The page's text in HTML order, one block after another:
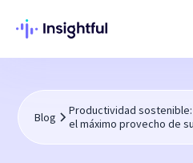
Blog
Productividad
el máximo provecho de